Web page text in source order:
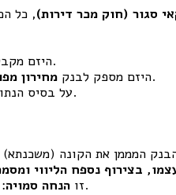
סגור (חוק מכר דירות), כל
היזם מקבל היתר למכור דירות רק בכפוף לדיווח לבנק המלווה.
היזם מספק לבנק מחירון
, הנבדק מראש בעת האשראי לליווי.
על בסיס הנתונים האלה (כולל דוח אפס), הבנק מאשר את העסקה.
המממן את הקונה (משכנתא)
זו הנחה סמויה .